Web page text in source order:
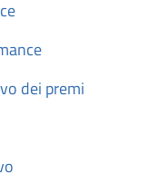
dei premi